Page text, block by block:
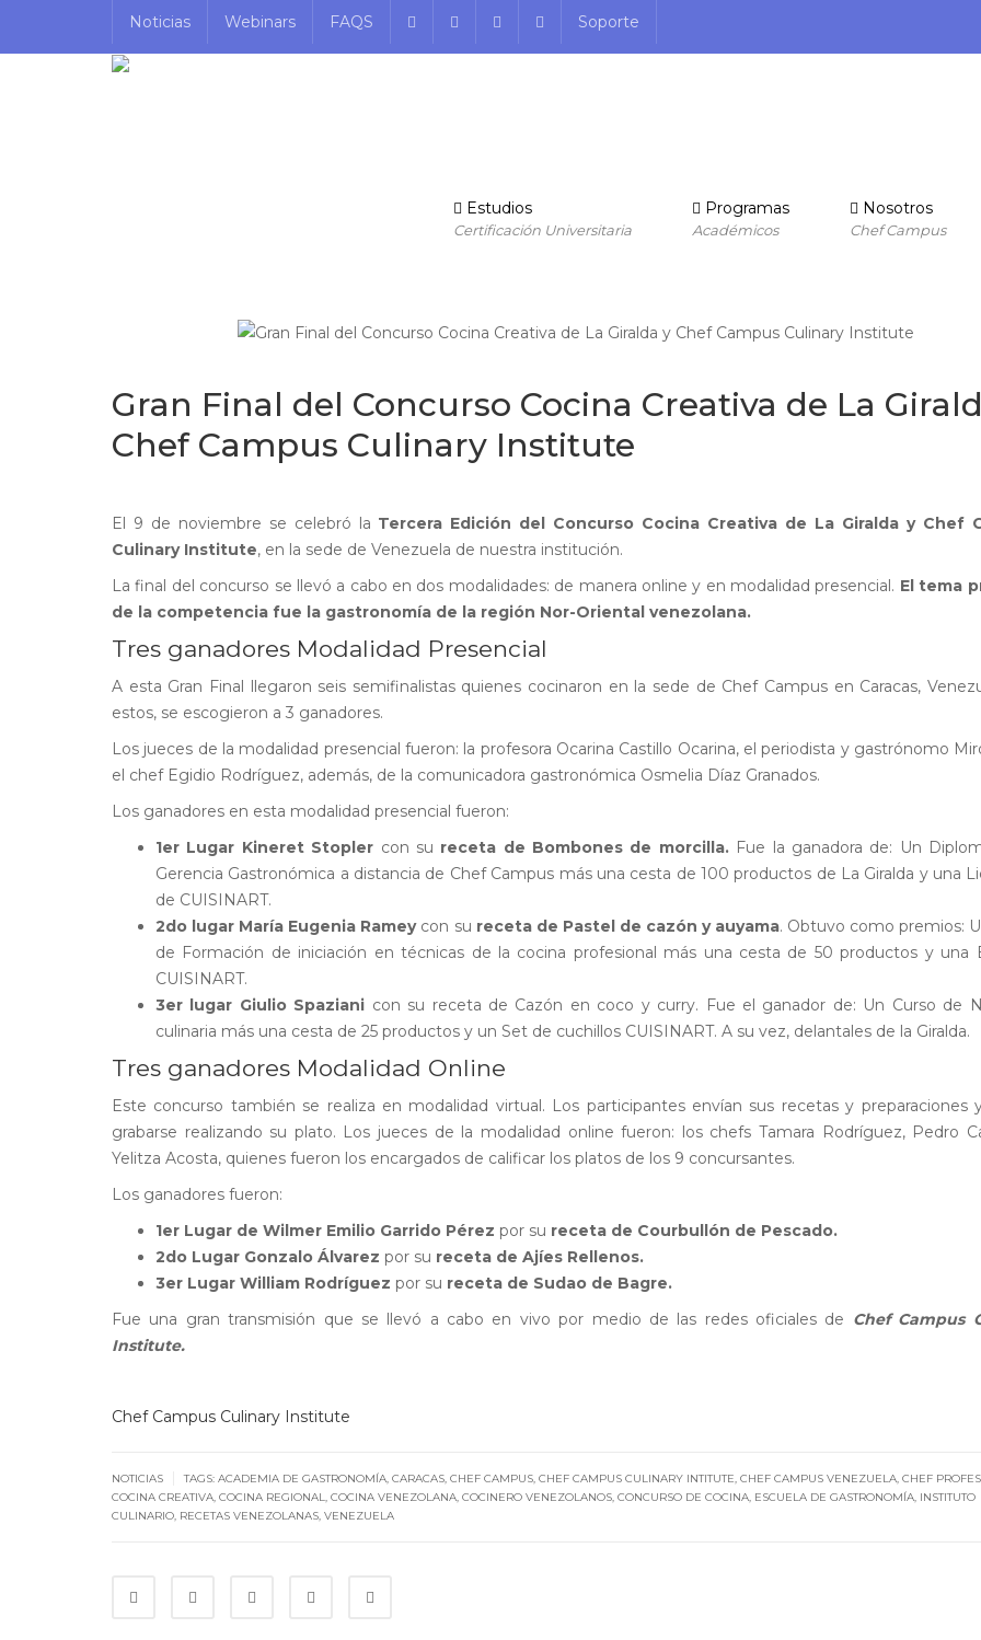
Noticias Webinars FAQS Soporte
Estudios
Certificación Universitaria
Programas
Académicos
Nosotros
Chef Campus
Gran Final del Concurso Cocina Creativa de La
Chef Campus Culinary Institute
El 9 de noviembre se celebró la Tercera Edición del Concurso Cocina Creativa de La Giralda y Chef
Culinary Institute, en la sede de Venezuela de nuestra institución.
La final del concurso se llevó a cabo en dos modalidades: de manera online y en modalidad presencial. El tema
de la competencia fue la gastronomía de la región Nor-Oriental venezolana.
Tres ganadores Modalidad Presencial
A esta Gran Final llegaron seis semifinalistas quienes cocinaron en la sede de Chef Campus en Caracas,
estos, se escogieron a 3 ganadores.
Los jueces de la modalidad presencial fueron: la profesora Ocarina Castillo Ocarina, el periodista y gastrónomo
el chef Egidio Rodríguez, además, de la comunicadora gastronómica Osmelia Díaz Granados.
Los ganadores en esta modalidad presencial fueron:
1er Lugar Kineret Stopler con su receta de Bombones de morcilla.Fue la ganadora de: Un
Gerencia Gastronómica a distancia de Chef Campus más una cesta de 100 productos de La Giralda y una
de CUISINART.
2do lugar María Eugenia Rameycon su receta de Pastel de cazón y auyama. Obtuvo como premios:
de Formación de iniciación en técnicas de la cocina profesional más una cesta de 50 productos y una
CUISINART.
3er lugar Giulio Spaziani con su receta de Cazón en coco y curry. Fue el ganador de: Un Curso de
culinaria más una cesta de 25 productos y un Set de cuchillos CUISINART. A su vez, delantales de la Giralda.
Tres ganadores Modalidad Online
Este concurso también se realiza en modalidad virtual. Los participantes envían sus recetas y preparaciones
grabarse realizando su plato. Los jueces de la modalidad online fueron: los chefs Tamara Rodríguez, Pedro
Yelitza Acosta, quienes fueron los encargados de calificar los platos de los 9 concursantes.
Los ganadores fueron:
1er Lugar de Wilmer Emilio Garrido Pérez por su receta de Courbullón de Pescado.
2do Lugar Gonzalo Álvarez por su receta de Ajíes Rellenos.
3er Lugar William Rodríguez por su receta de Sudao de Bagre.
Fue una gran transmisión que se llevó a cabo en vivo por medio de las redes oficiales de Chef Campus
Institute.
Chef Campus Culinary Institute
NOTICIAS TAGS: ACADEMIA DE GASTRONOMÍA, CARACAS, CHEF CAMPUS, CHEF CAMPUS CULINARY INTITUTE, CHEF CAMPUS VENEZUELA, CHEF
COCINA CREATIVA, COCINA REGIONAL, COCINA VENEZOLANA, COCINERO VENEZOLANOS, CONCURSO DE COCINA, ESCUELA DE GASTRONOMÍA, INSTITUTO
CULINARIO, RECETAS VENEZOLANAS, VENEZUELA